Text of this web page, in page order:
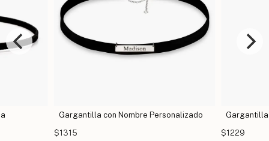
Collar
$1834
Gargantilla de Estrella
$1229